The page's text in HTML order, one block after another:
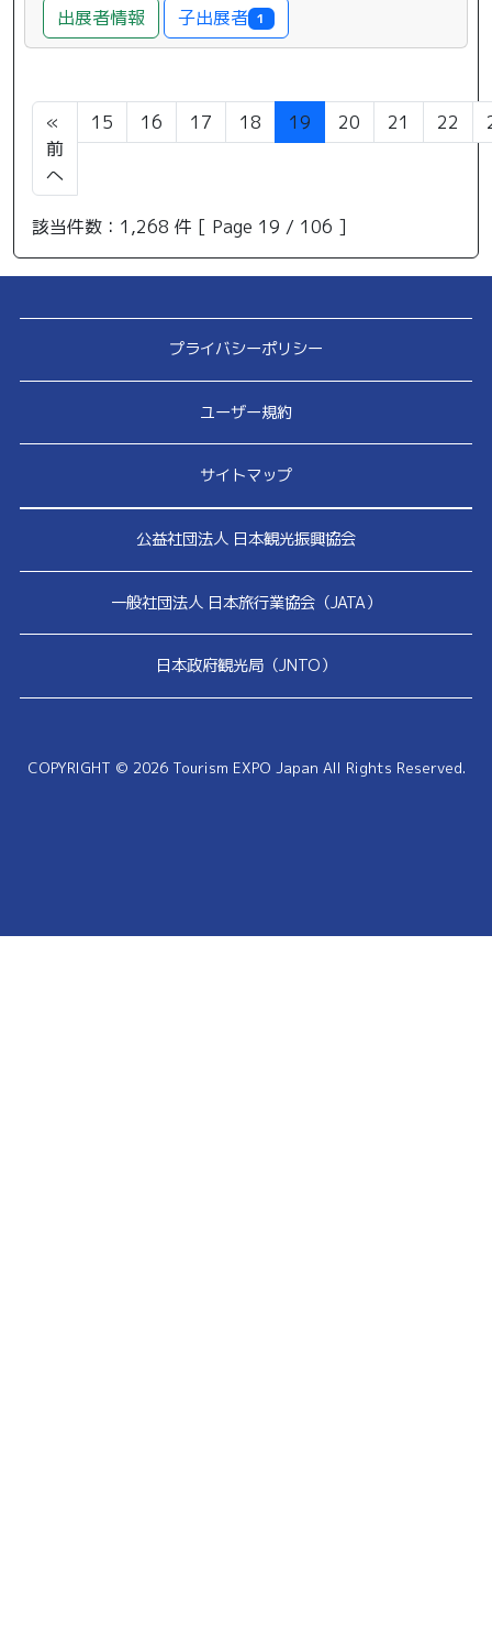
出展者情報 子出展者 1
«
前
へ
15 16 17 18 19 20 21 22
該当件数：1,268 件 [ Page 19 / 106 ]
プライバシーポリシー
ユーザー規約
サイトマップ
公益社団法人 日本観光振興協会
一般社団法人 日本旅行業協会（JATA）
日本政府観光局（JNTO）
COPYRIGHT © 2026 Tourism EXPO Japan All Rights Reserved.